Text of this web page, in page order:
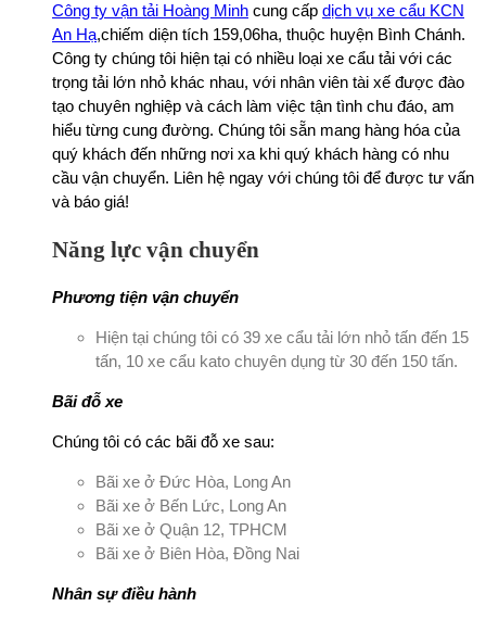
Công ty vận tải Hoàng Minh cung cấp dịch vụ xe cẩu KCN
An Hạ,chiếm diện tích 159,06ha, thuộc huyện Bình Chánh.
Công ty chúng tôi hiện tại có nhiều loại xe cẩu tải với các
trọng tải lớn nhỏ khác nhau, với nhân viên tài xế được đào
tạo chuyên nghiệp và cách làm việc tận tình chu đáo, am
hiểu từng cung đường. Chúng tôi sẵn mang hàng hóa của
quý khách đến những nơi xa khi quý khách hàng có nhu
cầu vận chuyển. Liên hệ ngay với chúng tôi để được tư vấn
và báo giá!
Năng lực vận chuyển
Phương tiện vận chuyển
Hiện tại chúng tôi có 39 xe cẩu tải lớn nhỏ tấn đến 15
tấn, 10 xe cẩu kato chuyên dụng từ 30 đến 150 tấn.
Bãi đỗ xe
Chúng tôi có các bãi đỗ xe sau:
Bãi xe ở Đức Hòa, Long An
Bãi xe ở Bến Lức, Long An
Bãi xe ở Quận 12, TPHCM
Bãi xe ở Biên Hòa, Đồng Nai
Nhân sự điều hành